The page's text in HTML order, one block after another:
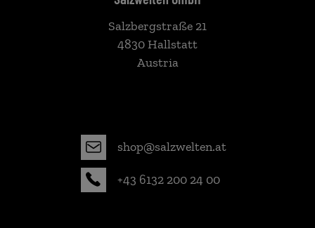
Salzbergstraße 21
4830 Hallstatt
Austria
shop@salzwelten.at
+43 6132 200 24 00